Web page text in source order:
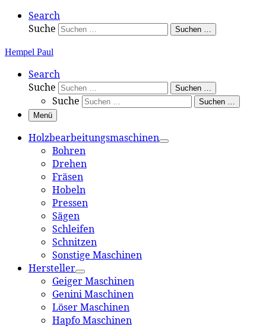
Search
Suche
Suchen …
Hempel Paul
Search
Suche
Suchen …
Suche
Suchen …
Menü
Holzbearbeitungsmaschinen
Bohren
Drehen
Fräsen
Hobeln
Pressen
Sägen
Schleifen
Schnitzen
Sonstige Maschinen
Hersteller
Geiger Maschinen
Genini Maschinen
Löser Maschinen
Hapfo Maschinen